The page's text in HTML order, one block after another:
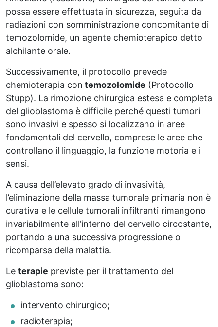
possa essere effettuata in sicurezza, seguita da
radiazioni con somministrazione concomitante di
temozolomide, un agente chemioterapico detto
alchilante orale.
Successivamente, il protocollo prevede
chemioterapia con temozolomide (Protocollo
Stupp). La rimozione chirurgica estesa e completa
del glioblastoma è difficile perché questi tumori
sono invasivi e spesso si localizzano in aree
fondamentali del cervello, comprese le aree che
controllano il linguaggio, la funzione motoria e i
sensi.
A causa dell’elevato grado di invasività,
l’eliminazione della massa tumorale primaria non è
curativa e le cellule tumorali infiltranti rimangono
invariabilmente all’interno del cervello circostante,
portando a una successiva progressione o
ricomparsa della malattia.
Le terapie previste per il trattamento del
glioblastoma sono:
intervento chirurgico;
radioterapia;